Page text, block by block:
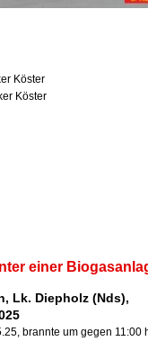
Köster
Köster
einer
Lk. Diepholz (Nds),
brannte um gegen 11:00